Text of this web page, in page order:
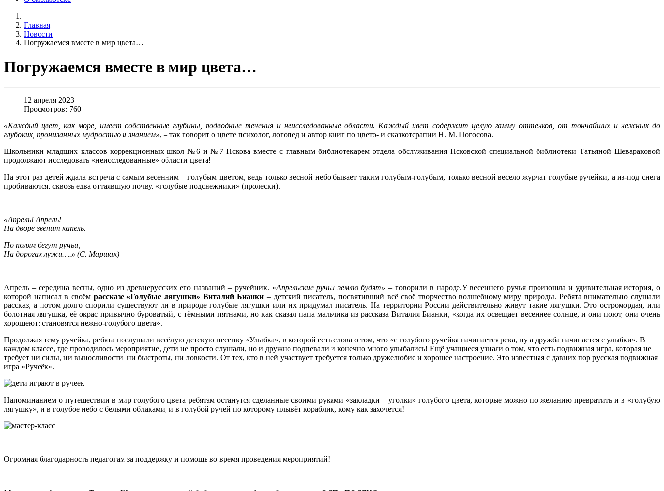
Главная
Новости
Погружаемся вместе в мир цвета…
Погружаемся вместе в мир цвета…
12 апреля 2023
Просмотров: 760
«Каждый цвет, как море, имеет собственные глубины, подводные течения и неисследованные области. Каждый цвет содержит целую гамму оттенков, от тончайших и нежных до
глубоких, пронизанных мудростью и знанием», – так говорит о цвете психолог, логопед и автор книг по цвето- и сказкотерапии Н. М. Погосова.
Школьники младших классов коррекционных школ №6 и №7 Пскова вместе с главным библиотекарем отдела обслуживания Псковской специальной библиотеки Татьяной Шевараковой
продолжают исследовать «неисследованные» области цвета!
На этот раз детей ждала встреча с самым весенним – голубым цветом, ведь только весной небо бывает таким голубым-голубым, только весной весело журчат голубые ручейки, а из-под снега
пробиваются, сквозь едва оттаявшую почву, «голубые подснежники» (пролески).
«Апрель! Апрель!
На дворе звенит капель.
По полям бегут ручьи,
На дорогах лужи….» (С. Маршак)
Апрель – середина весны, одно из древнерусских его названий – ручейник. «Апрельские ручьи землю будят» – говорили в народе.У весеннего ручья произошла и удивительная история, о
которой написал в своём рассказе «Голубые лягушки» Виталий Бианки – детский писатель, посвятивший всё своё творчество волшебному миру природы. Ребята внимательно слушали
рассказ, а потом долго спорили существуют ли в природе голубые лягушки или их придумал писатель. На территории России действительно живут такие лягушки. Это остромордая, или
болотная лягушка, её окрас привычно буроватый, с тёмными пятнами, но как сказал папа мальчика из рассказа Виталия Бианки, «когда их освещает весеннее солнце, и они поют, они очень
хорошеют: становятся нежно-голубого цвета».
Продолжая тему ручейка, ребята послушали весёлую детскую песенку «Улыбка», в которой есть слова о том, что «с голубого ручейка начинается река, ну а дружба начинается с улыбки». В
каждом классе, где проводилось мероприятие, дети не просто слушали, но и дружно подпевали и конечно много улыбались! Ещё учащиеся узнали о том, что есть подвижная игра, которая не
требует ни силы, ни выносливости, ни быстроты, ни ловкости. От тех, кто в ней участвует требуется только дружелюбие и хорошее настроение. Это известная с давних пор русская подвижная
игра «Ручеёк».
Напоминанием о путешествии в мир голубого цвета ребятам останутся сделанные своими руками «закладки – уголки» голубого цвета, которые можно по желанию превратить и в «голубую
лягушку», и в голубое небо с белыми облаками, и в голубой ручей по которому плывёт кораблик, кому как захочется!
Огромная благодарность педагогам за поддержку и помощь во время проведения мероприятий!